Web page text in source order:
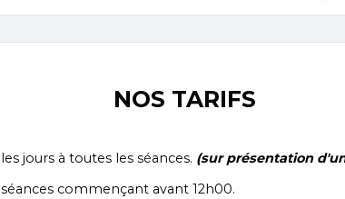
NOS TARIFS
jours à toutes les séances. (sur présentation
commençant avant 12h00.